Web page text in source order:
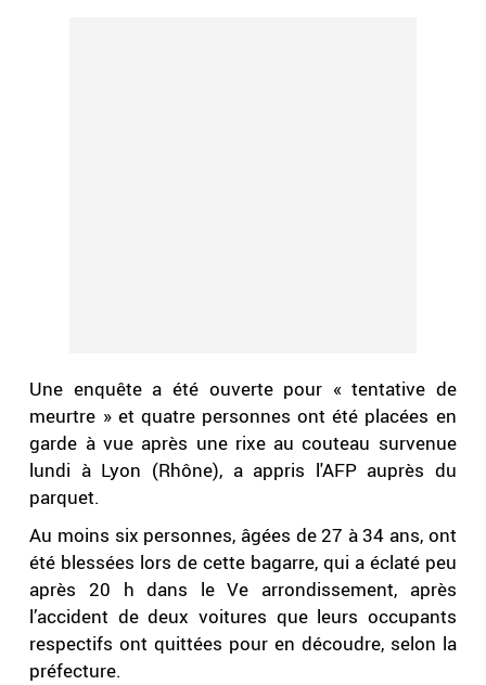
Une enquête a été ouverte pour « tentative de
meurtre » et quatre personnes ont été placées en
garde à vue après une rixe au couteau survenue
lundi à Lyon (Rhône), a appris l'AFP auprès du
parquet.
Au moins six personnes, âgées de 27 à 34 ans, ont
été blessées lors de cette bagarre, qui a éclaté peu
après 20 h dans le Ve arrondissement, après
l’accident de deux voitures que leurs occupants
respectifs ont quittées pour en découdre, selon la
préfecture.